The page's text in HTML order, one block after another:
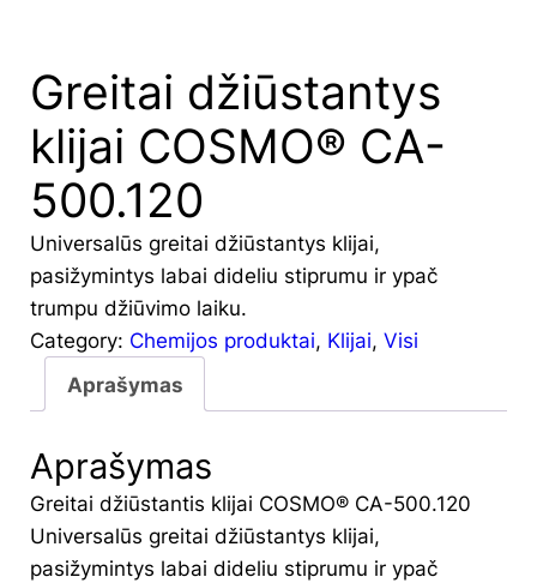
Greitai džiūstantys
klijai COSMO® CA-
500.120
Universalūs greitai džiūstantys klijai,
pasižymintys labai dideliu stiprumu ir ypač
trumpu džiūvimo laiku.
Category: Chemijos produktai, Klijai, Visi
Aprašymas
Aprašymas
Greitai džiūstantis klijai COSMO® CA-500.120
Universalūs greitai džiūstantys klijai,
pasižymintys labai dideliu stiprumu ir ypač